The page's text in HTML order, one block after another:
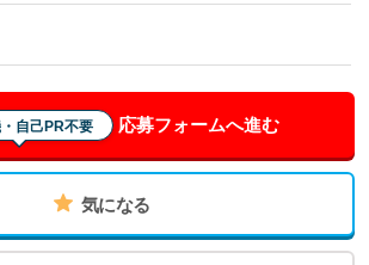
自己PR不要 応募フォームへ進む
気になる